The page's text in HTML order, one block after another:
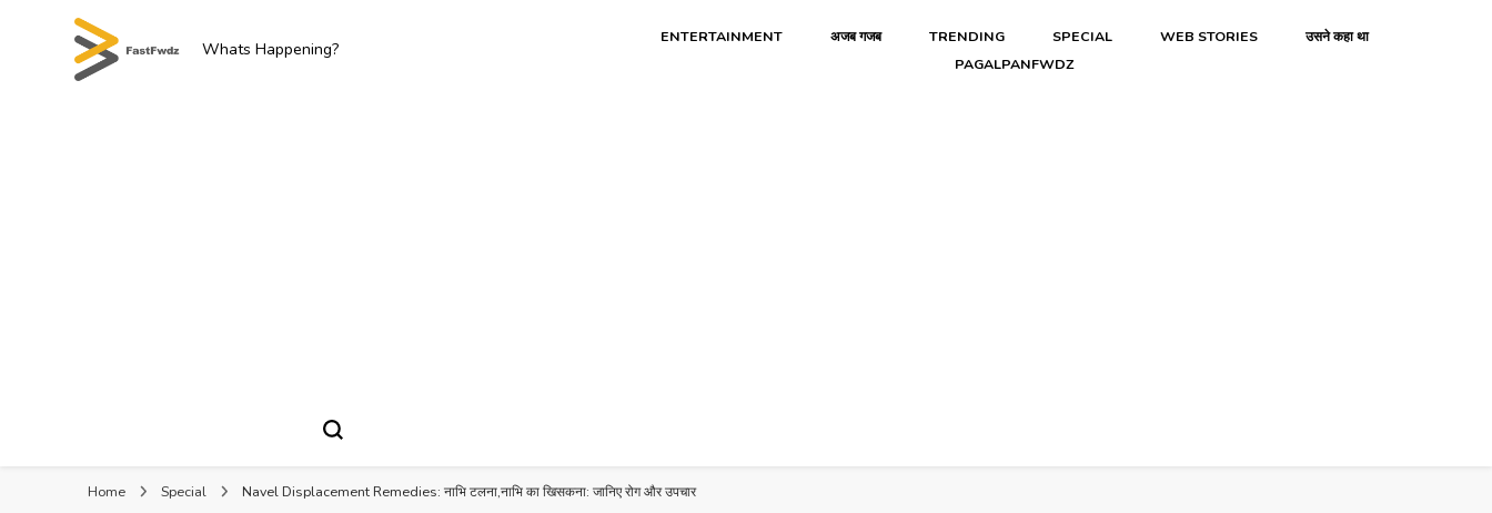
Whats Happening?
ENTERTAINMENT अजब गजब TRENDING SPECIAL WEB STORIES
उसने कहा था
PAGALPANFWDZ
Home Special Navel Displacement Remedies: नाभि टलना,नाभि का खिसकना: जानिए रोग और उपचार